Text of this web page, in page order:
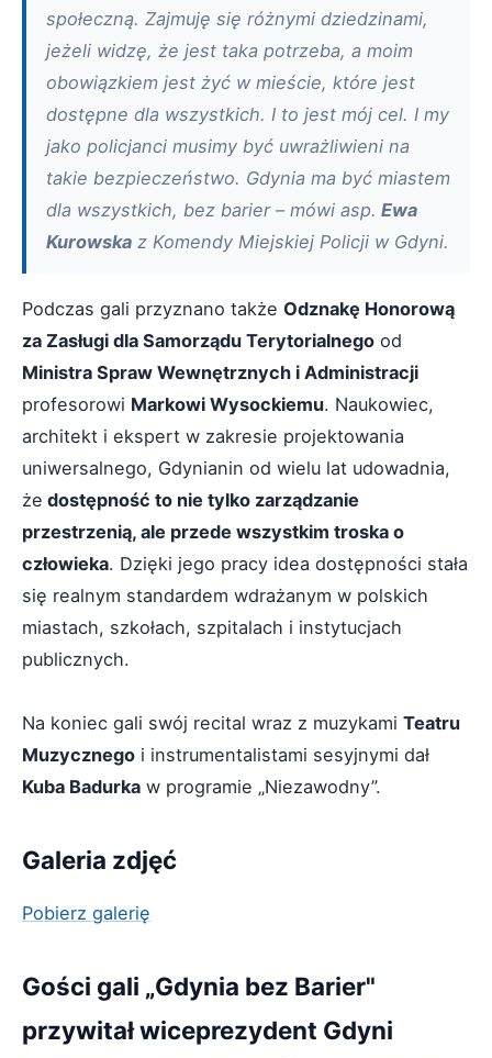
społeczną. Zajmuję się różnymi dziedzinami,
jeżeli widzę, że jest taka potrzeba, a moim
obowiązkiem jest żyć w mieście, które jest
dostępne dla wszystkich. I to jest mój cel. I my
jako policjanci musimy być uwrażliwieni na
takie bezpieczeństwo. Gdynia ma być miastem
dla wszystkich, bez barier – mówi asp. Ewa
Kurowska z Komendy Miejskiej Policji w Gdyni.
Podczas gali przyznano także Odznakę Honorową
za Zasługi dla Samorządu Terytorialnego od
Ministra Spraw Wewnętrznych i Administracji
profesorowi Markowi Wysockiemu. Naukowiec,
architekt i ekspert w zakresie projektowania
uniwersalnego, Gdynianin od wielu lat udowadnia,
że dostępność to nie tylko zarządzanie
przestrzenią, ale przede wszystkim troska o
człowieka. Dzięki jego pracy idea dostępności stała
się realnym standardem wdrażanym w polskich
miastach, szkołach, szpitalach i instytucjach
publicznych.
Na koniec gali swój recital wraz z muzykami Teatru
Muzycznego i instrumentalistami sesyjnymi dał
Kuba Badurka w programie „Niezawodny”.
Galeria zdjęć
Pobierz galerię
Gości gali „Gdynia bez Barier"
przywitał wiceprezydent Gdyni